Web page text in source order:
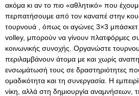
ακόμα κι αν το πιο «αθλητικό» που έχουμε
περπατήσουμε από τον καναπέ στην
τουρνουά , όπως οι αγώνες 3×3
volley, μπορούν να γίνουν πλατφόρμες
κοινωνικής συνοχής. Οργανώστε
περιλαμβάνουν άτομα με και χωρίς
ενσωμάτωσή τους σε δραστηριότητες
ομαδικότητα και τη συνεργασία. Η
νίκη, αλλά στη δημιουργία αναμνήσεων,